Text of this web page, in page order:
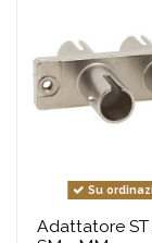
Su
Adattatore